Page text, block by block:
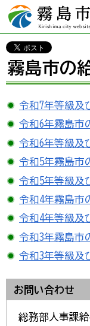
霧島市 Kirishima
city website
霧島市の
令和7年等級及
令和6年霧島市
令和6年等級及
令和5年霧島市
令和5年等級及
令和4年霧島市
令和4年等級及
令和3年霧島市
令和3年等級及
お問い合わせ
総務部人事課